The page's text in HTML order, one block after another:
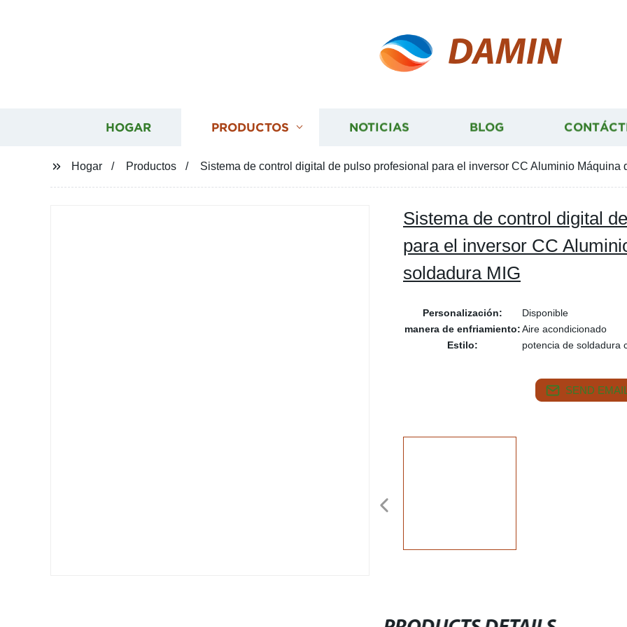
DAMIN
HOGAR PRODUCTOS NOTICIAS BLOG
Hogar Productos Sistema de control digital de pulso profesional para el inversor CC Aluminio Máquina
Sistema de control digital
para el inversor CC
soldadura MIG
Personalización:
Disponible
manera de enfriamiento:Aire acondicionado
Estilo:
potencia de soldadura
SEND